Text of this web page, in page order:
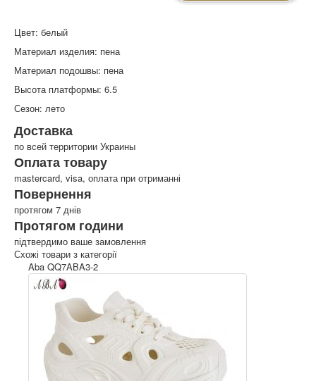
Цвет: белый
Материал изделия: пена
Материал подошвы: пена
Высота платформы: 6.5
Сезон: лето
Доставка
по всей территории Украины
Оплата товару
mastercard, visa, оплата при отриманні
Повернення
протягом 7 днів
Протягом години
підтвердимо ваше замовлення
Схожі товари з категорії
Aba QQ7ABA3-2